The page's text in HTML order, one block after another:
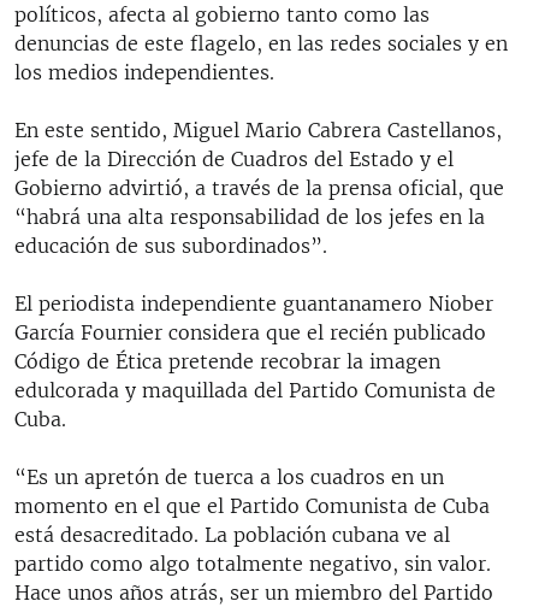
políticos, afecta al gobierno tanto como las
denuncias de este flagelo, en las redes sociales y en
los medios independientes.
En este sentido, Miguel Mario Cabrera Castellanos,
jefe de la Dirección de Cuadros del Estado y el
Gobierno advirtió, a través de la prensa oficial, que
“habrá una alta responsabilidad de los jefes en la
educación de sus subordinados”.
El periodista independiente guantanamero Niober
García Fournier considera que el recién publicado
Código de Ética pretende recobrar la imagen
edulcorada y maquillada del Partido Comunista de
Cuba.
“Es un apretón de tuerca a los cuadros en un
momento en el que el Partido Comunista de Cuba
está desacreditado. La población cubana ve al
partido como algo totalmente negativo, sin valor.
Hace unos años atrás, ser un miembro del Partido